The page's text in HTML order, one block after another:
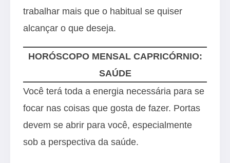
trabalhar mais que o habitual se quiser
alcançar o que deseja.
HORÓSCOPO MENSAL CAPRICÓRNIO:
SAÚDE
Você terá toda a energia necessária para se
focar nas coisas que gosta de fazer. Portas
devem se abrir para você, especialmente
sob a perspectiva da saúde.